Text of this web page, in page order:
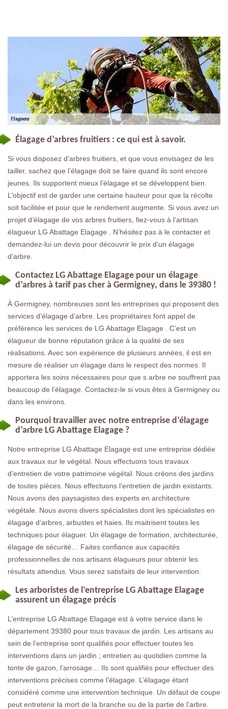
Élagage d’arbres fruitiers : ce qui est à savoir.
Si vous disposez d’arbres fruitiers, et que vous envisagez de les
tailler, sachez que l’élagage doit se faire quand ils sont encore
jeunes. Ils supportent mieux l’élagage et se développent bien.
L’objectif est de garder une certaine hauteur pour que la récolte
soit facilitée et pour que le rendement augmente. Si vous avez un
projet d’élagage de vos arbres fruitiers, fiez-vous à l’artisan
élagueur LG Abattage Elagage . N’hésitez pas à le contacter et
demandez-lui un devis pour découvrir le prix d’un élagage
d’arbre.
Contactez LG Abattage Elagage pour un élagage
d’arbres à tarif pas cher à Germigney, dans le 39380 !
À Germigney, nombreuses sont les entreprises qui proposent des
services d’élagage d’arbre. Les propriétaires font appel de
préférence les services de LG Abattage Elagage . C’est un
élagueur de bonne réputation grâce à la qualité de ses
réalisations. Avec son expérience de plusieurs années, il est en
mesure de réaliser un élagage dans le respect des normes. Il
apportera les soins nécessaires pour que s arbre ne souffrent pas
beaucoup de l’élagage. Contactez-le si vous êtes à Germigney ou
dans les environs.
Pourquoi travailler avec notre entreprise d’élagage
d’arbre LG Abattage Elagage ?
Notre entreprise LG Abattage Elagage est une entreprise dédiée
aux travaux sur le végétal. Nous effectuons tous travaux
d’entretien de votre patrimoine végétal. Nous créons des jardins
de toutes pièces. Nous effectuons l’entretien de jardin existants.
Nous avons des paysagistes des experts en architecture
végétale. Nous avons divers spécialistes dont les spécialistes en
élagage d’arbres, arbustes et haies. Ils maitrisent toutes les
techniques pour élaguer. Un élagage de formation, architecturée,
élagage de sécurité… Faites confiance aux capacités
professionnelles de nos artisans élagueurs pour obtenir les
résultats attendus. Vous serez satisfaits de leur intervention.
Les arboristes de l’entreprise LG Abattage Elagage
assurent un élagage précis
L’entreprise LG Abattage Elagage est à votre service dans le
département 39380 pour tous travaux de jardin. Les artisans au
sein de l’entreprise sont qualifiés pour effectuer toutes les
interventions dans un jardin ; entretien au quotidien comme la
tonte de gazon, l’arrosage… Ils sont qualifiés pour effectuer des
interventions précises comme l’élagage. L’élagage étant
considéré comme une intervention technique. Un défaut de coupe
peut entretenir la mort de la branche ou de la partie de l’arbre.